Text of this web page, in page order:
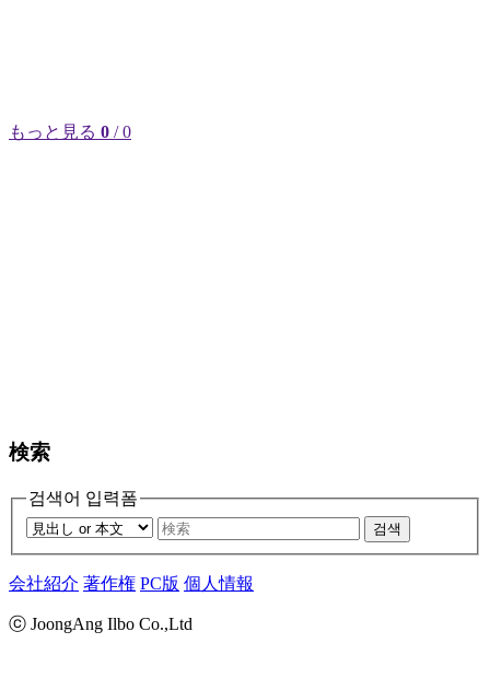
もっと見る 0 / 0
検索
검색어 입력폼
검색
会社紹介 著作権 PC版 個人情報
ⓒ JoongAng Ilbo Co.,Ltd